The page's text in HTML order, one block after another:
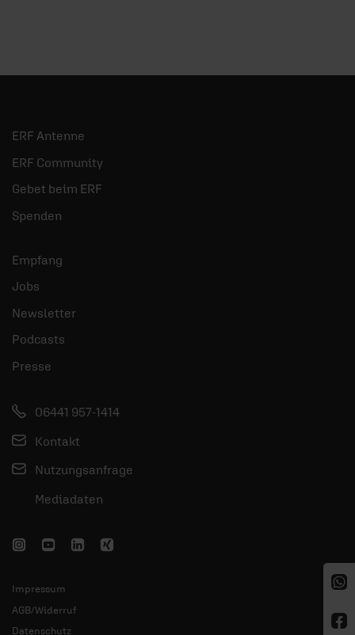
ERF Antenne
ERF Community
Gebet beim ERF
Spenden
Empfang
Jobs
Newsletter
Podcasts
Presse
06441 957-1414
Kontakt
Nutzungsanfrage
Mediadaten
Impressum
AGB/Widerruf
Datenschutz